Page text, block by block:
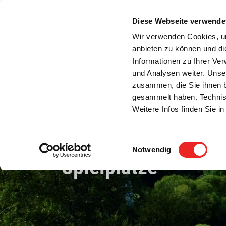
Diese Webseite
Wir verwenden Cookies,
anbieten zu können und
Informationen zu Ihrer
und Analysen weiter.
zusammen, die Sie ihnen
gesammelt haben.
Weitere Infos finden Sie
Einwilligungsauswahl
Notwendig
Bürgerservice Rats- /
Spielplätze